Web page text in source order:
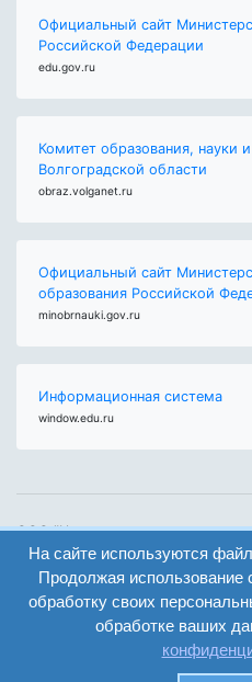
Официальный сайт
Российской Федерации
edu.gov.ru
Комитет образования, науки
Волгоградской области
obraz.volganet.ru
Официальный сайт
образования Российской
minobrnauki.gov.ru
Информационная система
window.edu.ru
ООО "Центр
образования и
консалтинга"
Волгоград 2008-
2026
На сайте используются
Продолжая использование
обработку своих
обработке ваших